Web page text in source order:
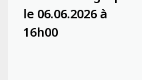
le 06.06.2026 à
16h00